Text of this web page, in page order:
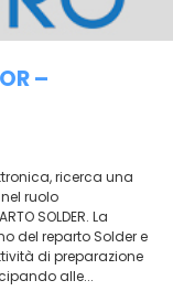
–
ricerca una
ruolo
SOLDER. La
del reparto Solder e
di preparazione
alle...